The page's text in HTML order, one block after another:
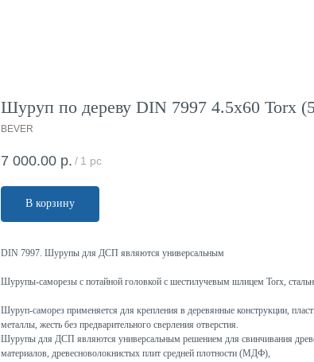
Шуруп по дереву DIN 7997 4.5x60 Torx
BEVER
7 000.00 р. / 1 pc
В корзину
DIN 7997. Шурупы для ДСП являются универсальным
Шурупы-саморезы с потайной головкой с шестилучевым шлицем Torx,
Шуруп-саморез применяется для крепления в деревянные конструкции,
металлы, жесть без предварительного сверления отверстия.
Шурупы для ДСП являются универсальным решением для свинчивания
материалов, древесноволокнистых плит средней плотности (МДФ),